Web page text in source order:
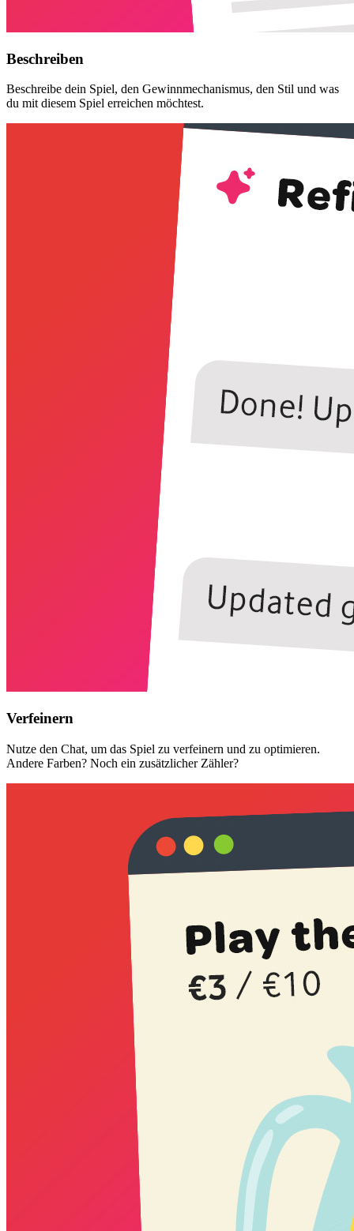
Beschreiben
Beschreibe dein Spiel, den Gewinnmechanismus, den Stil und was
du mit diesem Spiel erreichen möchtest.
Verfeinern
Nutze den Chat, um das Spiel zu verfeinern und zu optimieren.
Andere Farben? Noch ein zusätzlicher Zähler?